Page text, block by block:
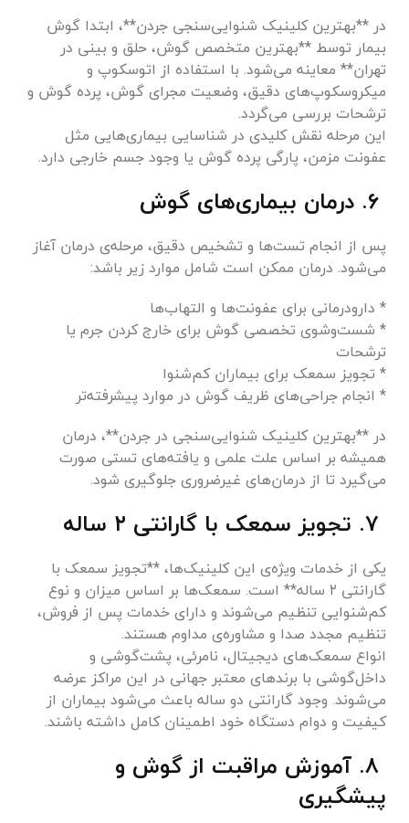
در **بهترین کلینیک شنوایی‌سنجی جردن**، ابتدا گوش
بیمار توسط **بهترین متخصص گوش، حلق و بینی در
تهران** معاینه می‌شود. با استفاده از اتوسکوپ و
میکروسکوپ‌های دقیق، وضعیت مجرای گوش، پرده گوش و
ترشحات بررسی می‌گردد.
این مرحله نقش کلیدی در شناسایی بیماری‌هایی مثل
عفونت مزمن، پارگی پرده گوش یا وجود جسم خارجی دارد.
پس از انجام تست‌ها و تشخیص دقیق، مرحله‌ی درمان آغاز
می‌شود. درمان ممکن است شامل موارد زیر باشد:
* دارودرمانی برای عفونت‌ها و التهاب‌ها
* شست‌وشوی تخصصی گوش برای خارج کردن جرم یا
ترشحات
* تجویز سمعک برای بیماران کم‌شنوا
* انجام جراحی‌های ظریف گوش در موارد پیشرفته‌تر
در **بهترین کلینیک شنوایی‌سنجی در جردن**، درمان
همیشه بر اساس علت علمی و یافته‌های تستی صورت
می‌گیرد تا از درمان‌های غیرضروری جلوگیری شود.
یکی از خدمات ویژه‌ی این کلینیک‌ها، **تجویز سمعک با
گارانتی ۲ ساله** است. سمعک‌ها بر اساس میزان و نوع
کم‌شنوایی تنظیم می‌شوند و دارای خدمات پس از فروش،
تنظیم مجدد صدا و مشاوره‌ی مداوم هستند.
انواع سمعک‌های دیجیتال، نامرئی، پشت‌گوشی و
داخل‌گوشی با برندهای معتبر جهانی در این مراکز عرضه
می‌شوند. وجود گارانتی دو ساله باعث می‌شود بیماران از
کیفیت و دوام دستگاه خود اطمینان کامل داشته باشند.
۸. آموزش مراقبت از گوش و
پیشگیری